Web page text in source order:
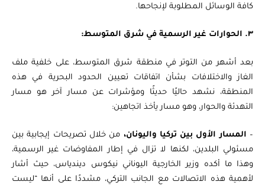
كافة الوسائل المطلوبة لإنجاحها.
بعد أشهر من التوتر في منطقة شرق المتوسط، على خلفية ملف
الغاز والاختلافات بشأن اتفاقات تعيين الحدود البحرية في هذه
المنطقة، نشهد حاليًا حديثًا ومؤشرات عن مسار آخر هو مسار
التهدئة والحوار، وهو مسار يأخذ اتجاهين:
–المسار الأول بين تركيا واليونان،من خلال تصريحات إيجابية بين
مسئولي البلدين، لكنها لا تزال في إطار المفاوضات غير الرسمية،
وهذا ما أكده وزير الخارجية اليوناني نيكوس ديندياس، حيث أشار
لأهمية هذه الاتصالات مع الجانب التركي، مشددًا على أنها “ليست